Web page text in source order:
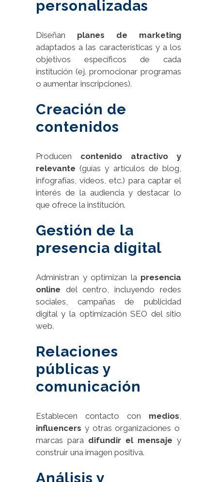
personalizadas
Diseñan planes de marketing
adaptados a las características y a los
objetivos específicos de cada
institución (ej. promocionar programas
o aumentar inscripciones).
Creación de
contenidos
Producen contenido atractivo y
relevante (guías y artículos de blog,
infografías, vídeos, etc.) para captar el
interés de la audiencia y destacar lo
que ofrece la institución.
Gestión de la
presencia digital
Administran y optimizan la presencia
online del centro, incluyendo redes
sociales, campañas de publicidad
digital y la optimización SEO del sitio
web.
Relaciones
públicas y
comunicación
Establecen contacto con medios,
influencers y otras organizaciones o
marcas para difundir el mensaje y
construir una imagen positiva.
Análisis y